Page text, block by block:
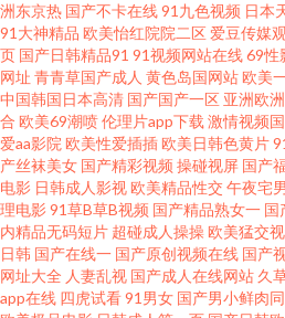
影院 日韩情侣av 少妇天堂 3级片普通话免费
美人妖出精汇编 天天超碰人妻 午夜剧场亚
白丝白虎 成人伊人伊 国厂黄色 狼友A片网
网站91 日韩精品一二三区 午夜天堂色视频
菠萝αⅴ 国产91视频 伦理资源站av 欧美下一
址 成人网站视频 海角操91 九一视频免费看
洲东京热 国产不卡在线91九色视频 日本
91大神精品 欧美怡红院院二区 爱豆传媒
页 国产日韩精品91 91视频网站在线69性
网址 青青草国产成人 黄色岛国网站欧美
中国韩国日本高清 国产国产一区 亚洲欧
合 欧美69潮喷伦理片app下载 激情视频
爱aa影院 欧美性爱插插欧美日韩色黄片
产丝袜美女 国产精彩视频 操碰视屏 国产
电影 日韩成人影视欧美精品性交午夜宅
理电影91草B草B视频 国产精品熟女一 国
内精品无码短片 超碰成人操操欧美猛交
日韩 国产在线一 国产原创视频在线 国产
网址大全 人妻乱视 国产成人在线网站 久
app在线 四虎试看91男女 国产男小鲜肉同